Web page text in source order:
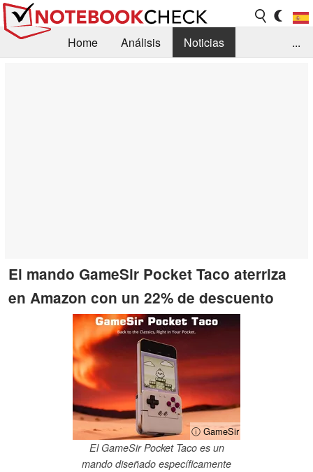
Home Análisis
Noticias
...
El mando GameSir Pocket Taco aterriza
en Amazon con un 22% de descuento
ⓘ GameSir
El GameSir Pocket Taco es un
mando diseñado específicamente